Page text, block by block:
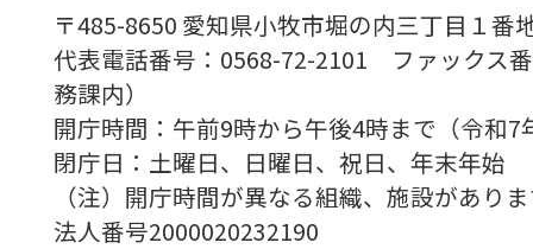
〒485-8650 愛知県小牧市堀の内三丁目１番
代表電話番号：0568-72-2101 ファックス
務課内）
開庁時間：午前9時から午後4時まで（令
閉庁日：土曜日、日曜日、祝日、年末年始
（注）開庁時間が異なる組織、施設があり
法人番号2000020232190